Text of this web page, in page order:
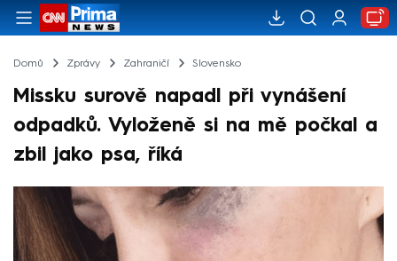
Domů Zprávy Zahraničí Slovensko
Missku surově napadl při vynášení
odpadků. Vyloženě si na mě počkal a
zbil jako psa, říká